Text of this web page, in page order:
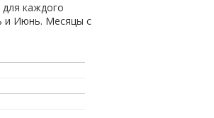
каждого
и Июнь. Месяцы с